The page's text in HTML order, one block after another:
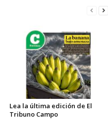
Lea la última edición de El
Tribuno Campo